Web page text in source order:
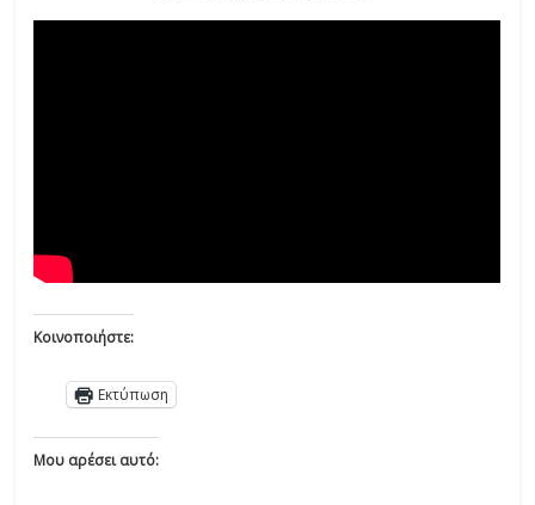
Κοινοποιήστε:
Εκτύπωση
Μου αρέσει αυτό: